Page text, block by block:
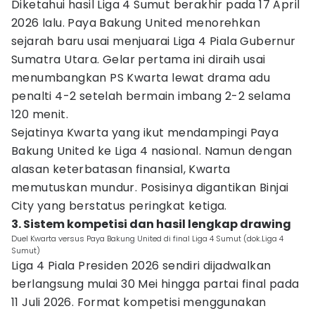
Diketahui hasil Liga 4 Sumut berakhir pada 17 April
2026 lalu. Paya Bakung United menorehkan
sejarah baru usai menjuarai Liga 4 Piala Gubernur
Sumatra Utara. Gelar pertama ini diraih usai
menumbangkan PS Kwarta lewat drama adu
penalti 4-2 setelah bermain imbang 2-2 selama
120 menit.
Sejatinya Kwarta yang ikut mendampingi Paya
Bakung United ke Liga 4 nasional. Namun dengan
alasan keterbatasan finansial, Kwarta
memutuskan mundur. Posisinya digantikan Binjai
City yang berstatus peringkat ketiga.
3. Sistem kompetisi dan hasil lengkap drawing
Duel Kwarta versus Paya Bakung United di final Liga 4 Sumut (dok.Liga 4
Sumut)
Liga 4 Piala Presiden 2026 sendiri dijadwalkan
berlangsung mulai 30 Mei hingga partai final pada
11 Juli 2026. Format kompetisi menggunakan